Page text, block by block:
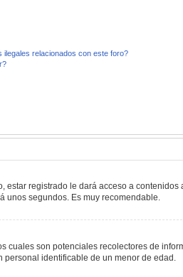
relacionados con este foro?
estar registrado le dará acceso a contenidos
unos segundos. Es muy recomendable.
cuales son potenciales recolectores de
personal identificable de un menor de edad.